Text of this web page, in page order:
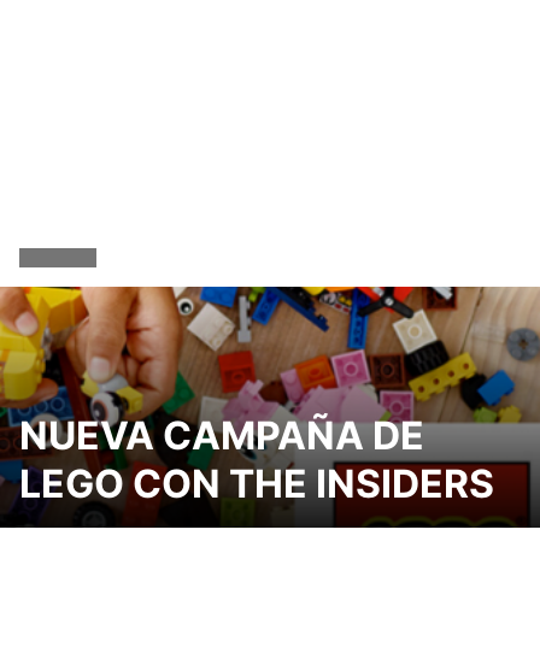
NUEVA CAMPAÑA DE
LEGO CON THE INSIDERS